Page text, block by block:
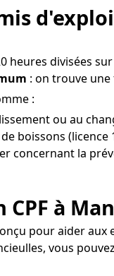
heures divisées
: on trouve
:
ou au
boissons (licence
concernant la
à
pour aider
vous